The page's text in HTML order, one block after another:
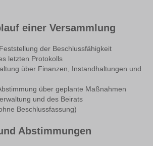
einer Versammlung
der Beschlussfähigkeit
letzten Protokolls
über Finanzen, Instandhaltungen und
über geplante Maßnahmen
und des Beirats
Beschlussfassung)
Abstimmungen